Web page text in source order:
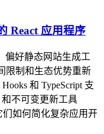
React 应用程序
偏好静态网站生成工
限制和生态优势重新
和 TypeScript 支
不可变更新工具
们如何简化复杂应用开